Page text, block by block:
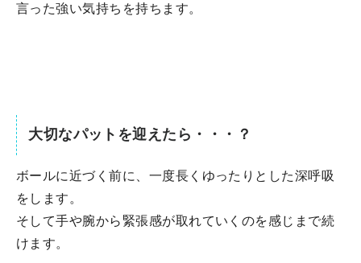
言った強い気持ちを持ちます。
大切なパットを迎えたら・・・？
ボールに近づく前に、一度長くゆったりとした深呼吸
をします。
そして手や腕から緊張感が取れていくのを感じまで続
けます。